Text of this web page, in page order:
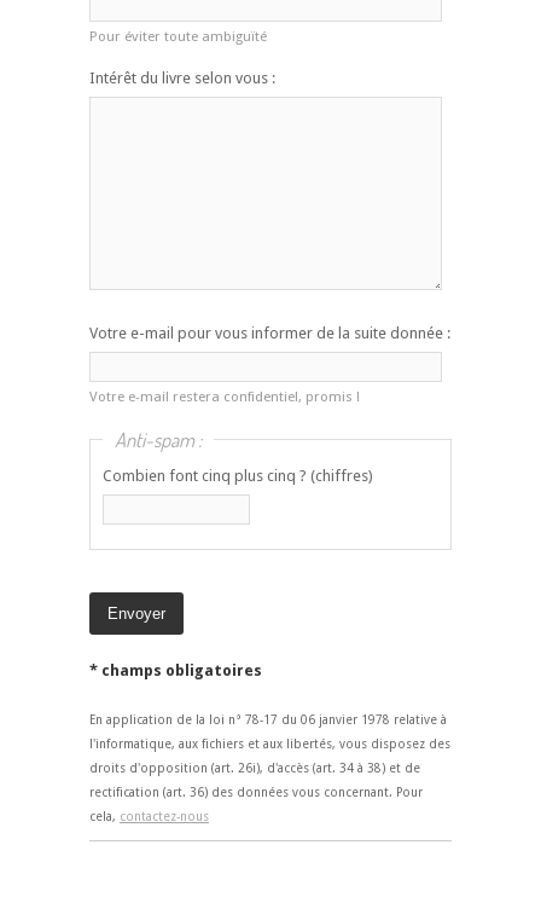
Pour éviter toute ambiguïté
Intérêt du livre selon vous :
Votre e-mail pour vous informer de la suite donnée :
Votre e-mail restera confidentiel, promis !
Anti-spam :
Combien font cinq plus cinq ? (chiffres)
* champs obligatoires
En application de la loi n° 78-17 du 06 janvier 1978 relative à
l'informatique, aux fichiers et aux libertés, vous disposez des
droits d'opposition (art. 26i), d'accès (art. 34 à 38) et de
rectification (art. 36) des données vous concernant. Pour
cela, contactez-nous